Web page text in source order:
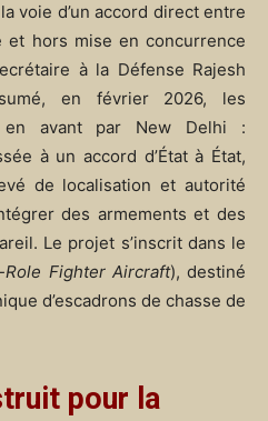
voie d’un accord direct entre
et hors mise en concurrence
à la Défense Rajesh
en février 2026, les
en avant par New Delhi :
à un accord d’État à État,
de localisation et autorité
des armements et des
Le projet s’inscrit dans le
Role Fighter Aircraft), destiné
d’escadrons de chasse de
pour la